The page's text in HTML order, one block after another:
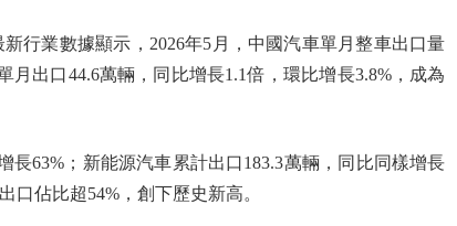
業數據顯示，2026年5月，中國汽車單月整車出口量
出口44.6萬輛，同比增長1.1倍，環比增長3.8%，成為
63%；新能源汽車累計出口183.3萬輛，同比同樣增長
口佔比超54%，創下歷史新高。